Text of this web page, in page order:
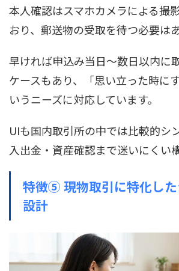
本人確認はスマホカメラによる撮
おり、郵送物の受取を待つ必要は
早ければ申込み当日〜数日以内に
ケースもあり、「思い立った時に
いうニーズに対応しています。
UIも国内取引所の中では比較的シ
入出金・資産確認まで迷いにくい
特徴⑤ 現物取引に特化し
設計